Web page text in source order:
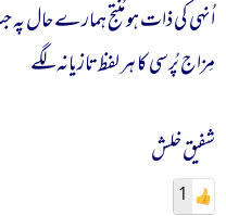
اُنہی کی ذات ہو مُنتج ہمارے حال
مِزاج پُرسی کا ہر لفظ تازیانہ لگے
شفیق خلش
1